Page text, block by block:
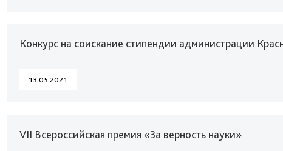
Конкурс на соискание стипендии администрации
13.05.2021
VII Всероссийская премия «За верность науки»